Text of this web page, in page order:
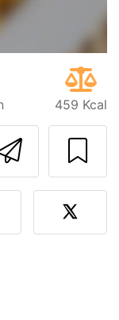
459 Kcal
de